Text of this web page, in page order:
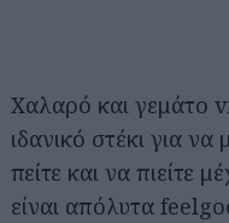
Χαλαρό και γεμάτο
ιδανικό στέκι για
πείτε και να πιείτε
είναι απόλυτα